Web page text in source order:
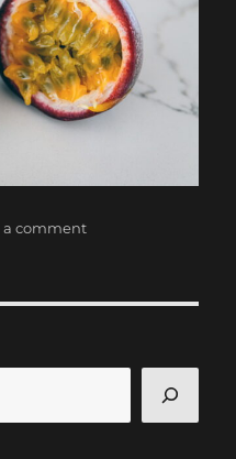
a commenton